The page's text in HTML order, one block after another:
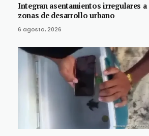
Integran asentamientos irregulares a
zonas de desarrollo urbano
6 agosto, 2026